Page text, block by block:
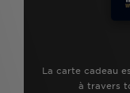
La carte cadeau
à travers